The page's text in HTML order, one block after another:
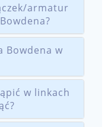
armatur
Bowdena w
w linkach